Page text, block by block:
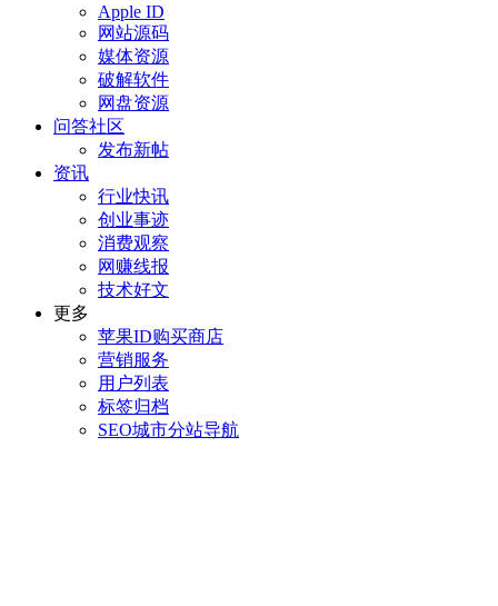
Apple ID
网站源码
媒体资源
破解软件
网盘资源
问答社区
发布新帖
资讯
行业快讯
创业事迹
消费观察
网赚线报
技术好文
更多
苹果ID购买商店
营销服务
用户列表
标签归档
SEO城市分站导航